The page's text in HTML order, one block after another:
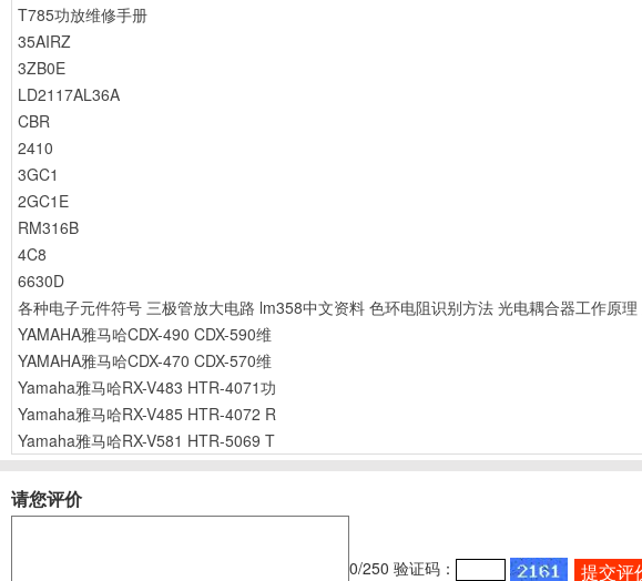
T785功放维修手册
35AIRZ
3ZB0E
LD2117AL36A
CBR
2410
3GC1
2GC1E
RM316B
4C8
6630D
各种电子元件符号 三极管放大电路 lm358中文资料 色环电阻识别方法 光电耦合器工作原理
YAMAHA雅马哈CDX-490 CDX-590维
YAMAHA雅马哈CDX-470 CDX-570维
Yamaha雅马哈RX-V483 HTR-4071功
Yamaha雅马哈RX-V485 HTR-4072 R
Yamaha雅马哈RX-V581 HTR-5069 T
请您评价
0/250 验证码：